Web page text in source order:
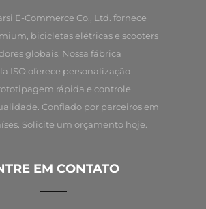
E-Commerce Co., Ltd. fornece
bicicletas elétricas e scooters
globais. Nossa fábrica
ISO oferece personalização
rápida e controle
Confiado por parceiros em
Solicite um orçamento hoje.
EM CONTATO